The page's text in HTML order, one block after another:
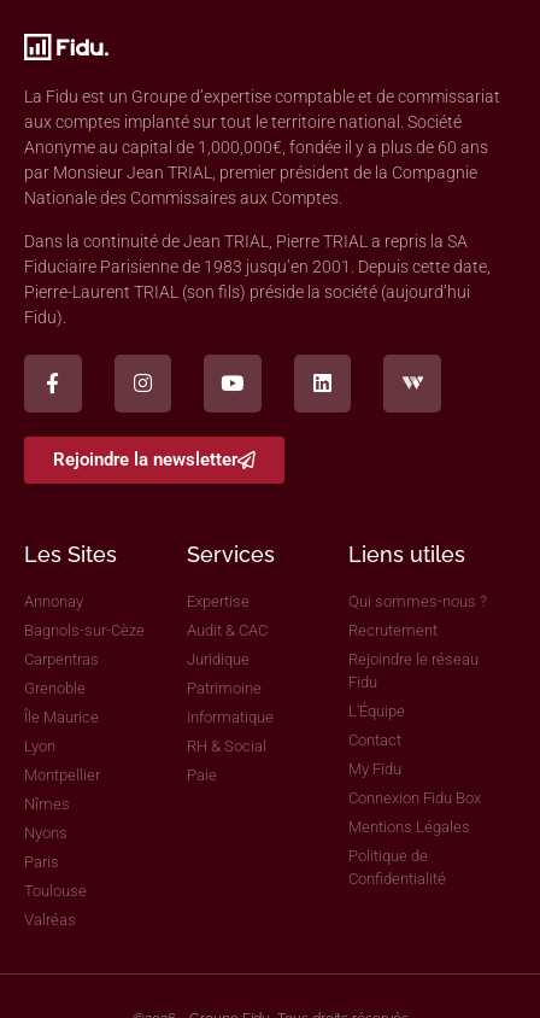
La Fidu est un Groupe d’expertise comptable et de commissariat
aux comptes implanté sur tout le territoire national. Société
Anonyme au capital de 1,000,000€, fondée il y a plus de 60 ans
par Monsieur Jean TRIAL, premier président de la Compagnie
Nationale des Commissaires aux Comptes.
Dans la continuité de Jean TRIAL, Pierre TRIAL a repris la SA
Fiduciaire Parisienne de 1983 jusqu’en 2001. Depuis cette date,
Pierre-Laurent TRIAL (son fils) préside la société (aujourd’hui
Fidu).
Rejoindre la newsletter
Les Sites
Annonay
Bagnols-sur-Cèze
Carpentras
Grenoble
Île Maurice
Lyon
Montpellier
Nîmes
Nyons
Paris
Toulouse
Valréas
Services
Expertise
Audit & CAC
Juridique
Patrimoine
Informatique
RH & Social
Paie
Liens utiles
Qui sommes-nous ?
Recrutement
Rejoindre le réseau
Fidu
L'Équipe
Contact
My Fidu
Connexion Fidu Box
Mentions Légales
Politique de
Confidentialité